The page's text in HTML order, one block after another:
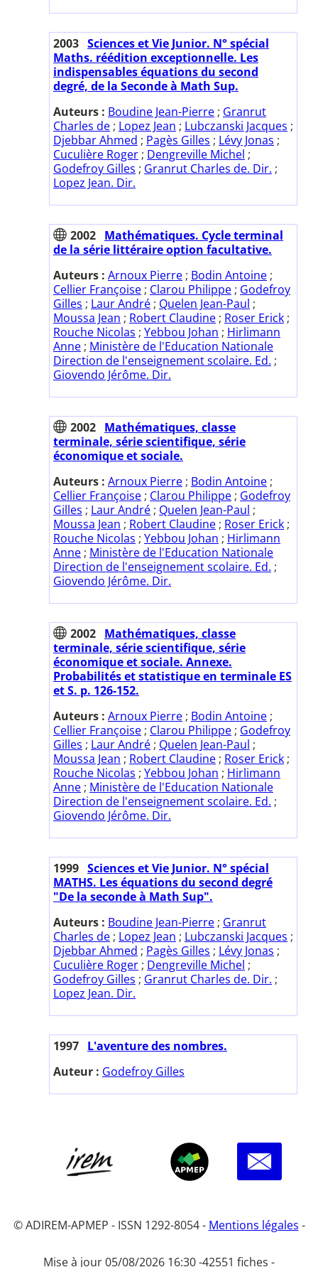
2003 Sciences et Vie Junior. N° spécial
Maths. réédition exceptionnelle. Les
indispensables équations du second
degré, de la Seconde à Math Sup.
Auteurs : Boudine Jean-Pierre ; Granrut
Charles de ; Lopez Jean ; Lubczanski Jacques ;
Djebbar Ahmed ; Pagès Gilles ; Lévy Jonas ;
Cuculière Roger ; Dengreville Michel ;
Godefroy Gilles ; Granrut Charles de. Dir. ;
Lopez Jean. Dir.
2002 Mathématiques. Cycle terminal
de la série littéraire option facultative.
Auteurs : Arnoux Pierre ; Bodin Antoine ;
Cellier Françoise ; Clarou Philippe ; Godefroy
Gilles ; Laur André ; Quelen Jean-Paul ;
Moussa Jean ; Robert Claudine ; Roser Erick ;
Rouche Nicolas ; Yebbou Johan ; Hirlimann
Anne ; Ministère de l'Education Nationale
Direction de l'enseignement scolaire. Ed. ;
Giovendo Jérôme. Dir.
2002 Mathématiques, classe
terminale, série scientifique, série
économique et sociale.
Auteurs : Arnoux Pierre ; Bodin Antoine ;
Cellier Françoise ; Clarou Philippe ; Godefroy
Gilles ; Laur André ; Quelen Jean-Paul ;
Moussa Jean ; Robert Claudine ; Roser Erick ;
Rouche Nicolas ; Yebbou Johan ; Hirlimann
Anne ; Ministère de l'Education Nationale
Direction de l'enseignement scolaire. Ed. ;
Giovendo Jérôme. Dir.
2002 Mathématiques, classe
terminale, série scientifique, série
économique et sociale. Annexe.
Probabilités et statistique en terminale ES
et S. p. 126-152.
Auteurs : Arnoux Pierre ; Bodin Antoine ;
Cellier Françoise ; Clarou Philippe ; Godefroy
Gilles ; Laur André ; Quelen Jean-Paul ;
Moussa Jean ; Robert Claudine ; Roser Erick ;
Rouche Nicolas ; Yebbou Johan ; Hirlimann
Anne ; Ministère de l'Education Nationale
Direction de l'enseignement scolaire. Ed. ;
Giovendo Jérôme. Dir.
1999 Sciences et Vie Junior. N° spécial
MATHS. Les équations du second degré
"De la seconde à Math Sup".
Auteurs : Boudine Jean-Pierre ; Granrut
Charles de ; Lopez Jean ; Lubczanski Jacques ;
Djebbar Ahmed ; Pagès Gilles ; Lévy Jonas ;
Cuculière Roger ; Dengreville Michel ;
Godefroy Gilles ; Granrut Charles de. Dir. ;
Lopez Jean. Dir.
1997 L'aventure des nombres.
Auteur : Godefroy Gilles
© ADIREM-APMEP - ISSN 1292-8054 - Mentions légales -
Mise à jour 05/08/2026 16:30 -42551 fiches -